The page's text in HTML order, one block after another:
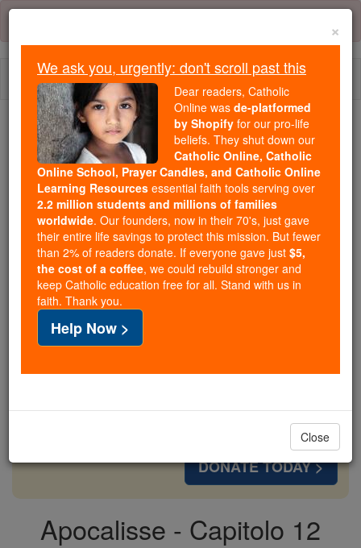
Skip
content
Because of You, 2.2 Million
Students Are Being Formed in the
Faith
Because of generous supporters like you,
Catholic Online School has already delivered
free, faithful Catholic education to over 2.2
million students across 193 countries. In an age
of noise and algorithms, you are helping form
souls with truth, prayer, Scripture, and Christ.
If everyone who reads this gave just $5 — the
free for all. Be Courageous. Be Catholic. Stand
DONATE TODAY >
Apocalisse - Capitolo 12
×
We ask you, urgently: don't scroll past this
Dear readers, Catholic
Online was de-platformed
by Shopify for our pro-life
beliefs. They shut down our
Catholic Online, Catholic
Online School, Prayer Candles, and Catholic Online
Learning Resources essential faith tools serving over
2.2 million students and millions of families
worldwide. Our founders, now in their 70's, just gave
their entire life savings to protect this mission. But fewer
than 2% of readers donate. If everyone gave just $5,
the cost of a coffee, we could rebuild stronger and
keep Catholic education free for all. Stand with us in
faith. Thank you.
Help Now >
Close